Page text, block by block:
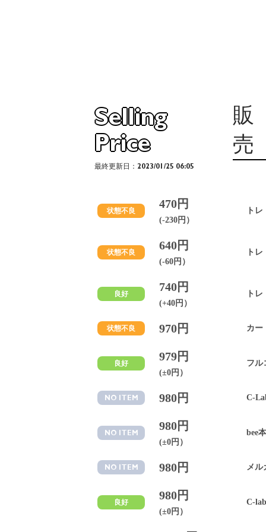
Selling
Price
販
売
最終更新日：2023/01/25 06:05
状態不良
470円
(-230円）
ト
状態不良
640円
(-60円）
ト
良好
740円
(+40円）
ト
状態不良 970円 カー
良好
979円
(±0円）
フル
NO ITEM 980円 C-
NO ITEM
980円
(±0円）
bee
NO ITEM 980円 メ
良好
980円
(±0円）
C-